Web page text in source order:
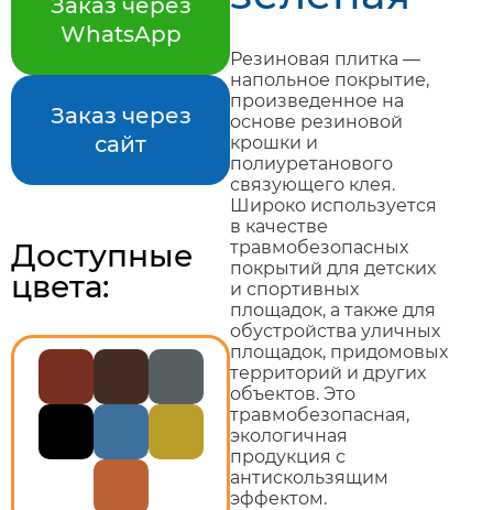
Заказ через
WhatsApp
Заказ через
сайт
Доступные
цвета:
Резиновая плитка —
напольное покрытие,
произведенное на
основе резиновой
крошки и
полиуретанового
связующего клея.
Широко используется
в качестве
травмобезопасных
покрытий для детских
и спортивных
площадок, а также для
обустройства уличных
площадок, придомовых
территорий и других
объектов. Это
травмобезопасная,
экологичная
продукция с
антискользящим
эффектом.